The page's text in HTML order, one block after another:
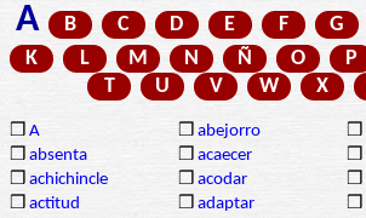
A B C D E F G
K
L M N Ñ O P
T
U V W X
❒ A ❒ abejorro ❒
❒ absenta ❒ acaecer ❒
❒ achichincle ❒ acodar ❒
❒ actitud ❒ adaptar ❒